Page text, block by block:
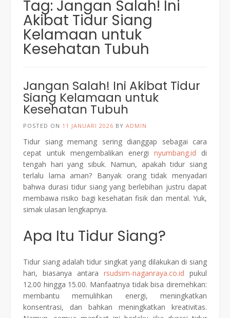
Tag: Jangan Salah! Ini
Akibat Tidur Siang
Kelamaan untuk
Kesehatan Tubuh
Jangan Salah! Ini Akibat Tidur
Siang Kelamaan untuk
Kesehatan Tubuh
POSTED ON 11 JANUARI 2026 BY ADMIN
Tidur siang memang sering dianggap sebagai cara
cepat untuk mengembalikan energi nyumbang.id di
tengah hari yang sibuk. Namun, apakah tidur siang
terlalu lama aman? Banyak orang tidak menyadari
bahwa durasi tidur siang yang berlebihan justru dapat
membawa risiko bagi kesehatan fisik dan mental. Yuk,
simak ulasan lengkapnya.
Apa Itu Tidur Siang?
Tidur siang adalah tidur singkat yang dilakukan di siang
hari, biasanya antara rsudsim-naganraya.co.id pukul
12.00 hingga 15.00. Manfaatnya tidak bisa diremehkan:
membantu memulihkan energi, meningkatkan
konsentrasi, dan bahkan meningkatkan kreativitas.